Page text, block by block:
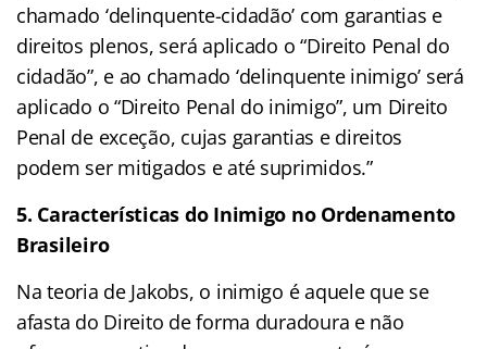
chamado ‘delinquente-cidadão’ com garantias e
direitos plenos, será aplicado o “Direito Penal do
cidadão”, e ao chamado ‘delinquente inimigo’ será
aplicado o “Direito Penal do inimigo”, um Direito
Penal de exceção, cujas garantias e direitos
podem ser mitigados e até suprimidos.”
5. Características do Inimigo no Ordenamento
Brasileiro
Na teoria de Jakobs, o inimigo é aquele que se
afasta do Direito de forma duradoura e não